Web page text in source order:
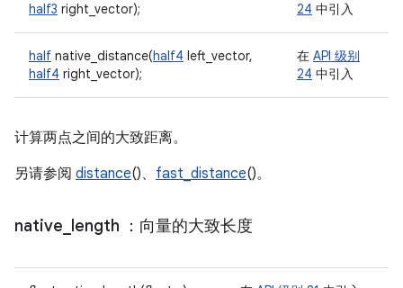
half3 right_vector);
24 中引入
half native_distance(half4 left_vector,
half4 right_vector);
在 API 级别
24 中引入
计算两点之间的大致距离。
另请参阅 distance()、 fast_distance()。
native length ：向量的大致长度